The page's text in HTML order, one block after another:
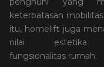
keterbatasan
itu, homelift juga
nilai estetika
fungsionalitas rumah.